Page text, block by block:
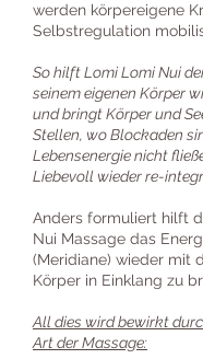
werden körpereigene
Selbstregulation
So hilft Lomi Lomi Nui
seinem eigenen Körper
und bringt Körper und
Stellen, wo Blockaden
Lebensenergie nicht
Liebevoll wieder re-
Anders formuliert hilft
Nui Massage das
(Meridiane) wieder mit
Körper in Einklang zu
All dies wird bewirkt
Art der Massage: